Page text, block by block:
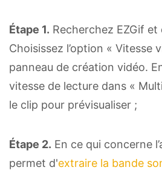
Étape 1. Recherchez EZGif
Choisissez l’option « Vitesse
panneau de création vidéo.
vitesse de lecture dans «
le clip pour prévisualiser ;
Étape 2. En ce qui concerne
permet d'extraire la bande